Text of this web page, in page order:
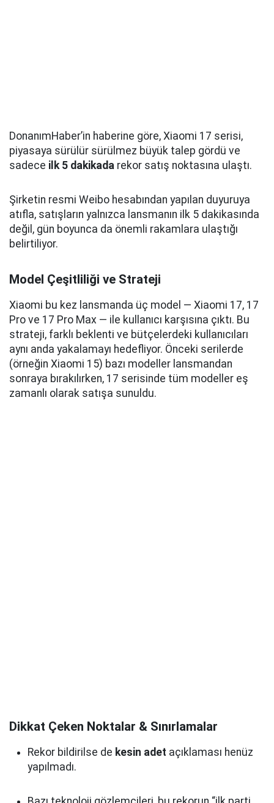
DonanımHaber’in haberine göre, Xiaomi 17 serisi,
piyasaya sürülür sürülmez büyük talep gördü ve
sadece ilk 5 dakikada rekor satış noktasına ulaştı.
Şirketin resmi Weibo hesabından yapılan duyuruya
atıfla, satışların yalnızca lansmanın ilk 5 dakikasında
değil, gün boyunca da önemli rakamlara ulaştığı
belirtiliyor.
Model Çeşitliliği ve Strateji
Xiaomi bu kez lansmanda üç model — Xiaomi 17, 17
Pro ve 17 Pro Max — ile kullanıcı karşısına çıktı. Bu
strateji, farklı beklenti ve bütçelerdeki kullanıcıları
aynı anda yakalamayı hedefliyor. Önceki serilerde
(örneğin Xiaomi 15) bazı modeller lansmandan
sonraya bırakılırken, 17 serisinde tüm modeller eş
zamanlı olarak satışa sunuldu.
Dikkat Çeken Noktalar & Sınırlamalar
Rekor bildirilse de kesin adet açıklaması henüz
yapılmadı.